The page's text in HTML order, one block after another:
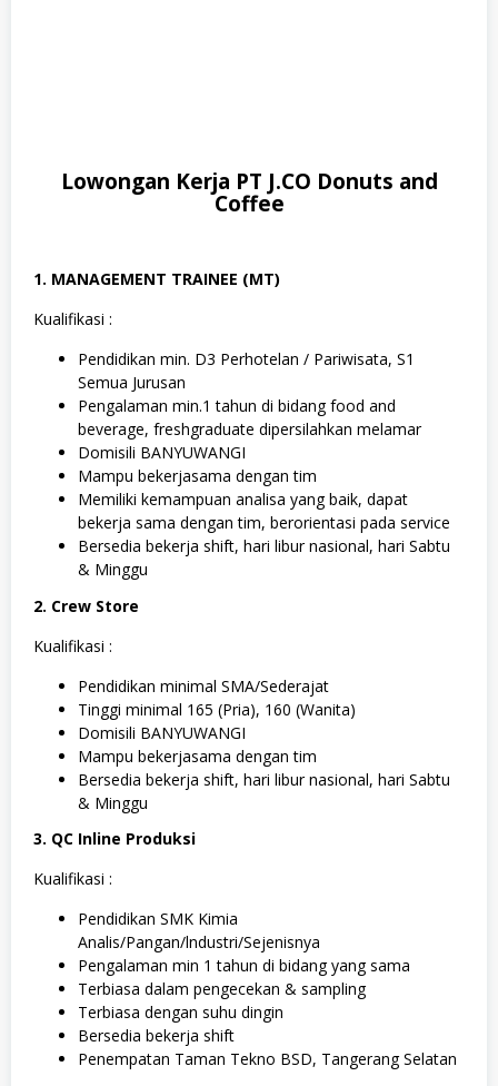
Lowongan Kerja PT J.CO Donuts and
Coffee
1. MANAGEMENT TRAINEE (MT)
Kualifikasi :
Pendidikan min. D3 Perhotelan / Pariwisata, S1
Semua Jurusan
Pengalaman min.1 tahun di bidang food and
beverage, freshgraduate dipersilahkan melamar
Domisili BANYUWANGI
Mampu bekerjasama dengan tim
Memiliki kemampuan analisa yang baik, dapat
bekerja sama dengan tim, berorientasi pada service
Bersedia bekerja shift, hari libur nasional, hari Sabtu
& Minggu
2. Crew Store
Kualifikasi :
Pendidikan minimal SMA/Sederajat
Tinggi minimal 165 (Pria), 160 (Wanita)
Domisili BANYUWANGI
Mampu bekerjasama dengan tim
Bersedia bekerja shift, hari libur nasional, hari Sabtu
& Minggu
3. QC Inline Produksi
Kualifikasi :
Pendidikan SMK Kimia
Analis/Pangan/lndustri/Sejenisnya
Pengalaman min 1 tahun di bidang yang sama
Terbiasa dalam pengecekan & sampling
Terbiasa dengan suhu dingin
Bersedia bekerja shift
Penempatan Taman Tekno BSD, Tangerang Selatan